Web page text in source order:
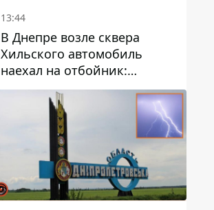
13:44
В Днепре возле сквера
Хильского автомобиль
наехал на отбойник:
момент происшествия